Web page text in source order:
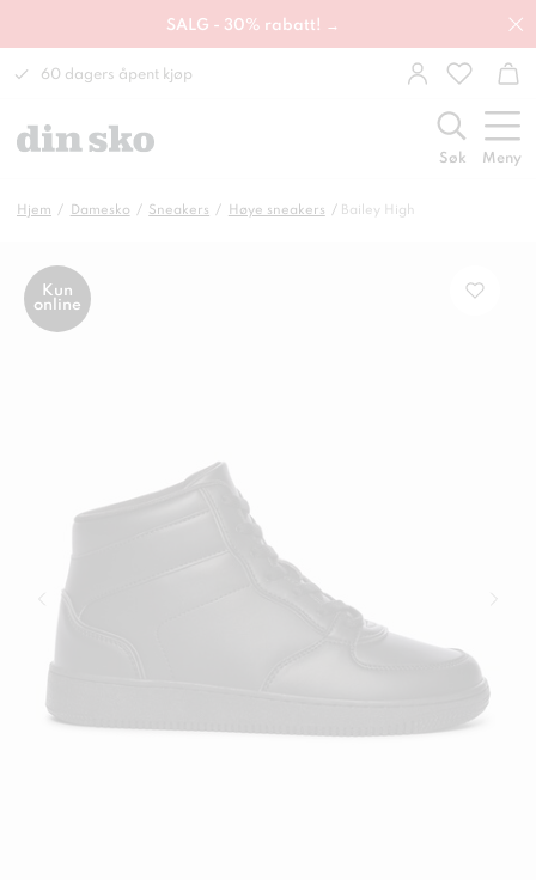
SALG - 30% rabatt! →
60 dagers åpent kjøp
Søk Meny
Hjem Damesko Sneakers Høye sneakers Bailey High
Kun
online